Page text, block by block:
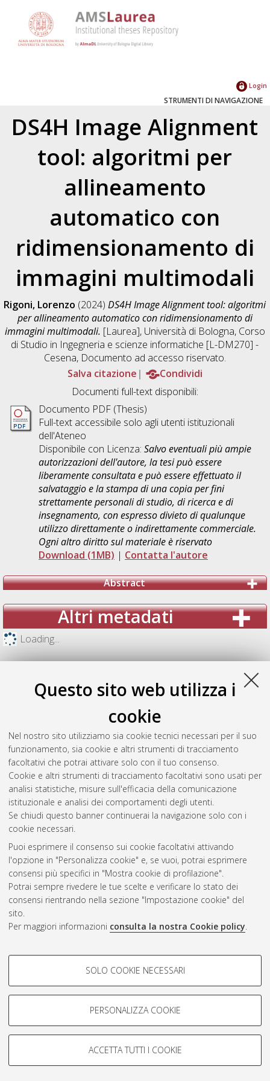
Questo sito web utilizza i
cookie
Nel nostro sito utilizziamo sia cookie tecnici necessari per il suo
funzionamento, sia cookie e altri strumenti di tracciamento
facoltativi che potrai attivare solo con il tuo consenso.
Cookie e altri strumenti di tracciamento facoltativi sono usati per
analisi statistiche, misure sull'efficacia della comunicazione
istituzionale e analisi dei comportamenti degli utenti.
Se chiudi questo banner continuerai la navigazione solo con i
cookie necessari.
Puoi esprimere il consenso sui cookie facoltativi attivando
l'opzione in "Personalizza cookie" e, se vuoi, potrai esprimere
consensi più specifici in "Mostra cookie di profilazione".
Potrai sempre rivedere le tue scelte e verificare lo stato dei
consensi rientrando nella sezione "Impostazione cookie" del
sito.
Per maggiori informazioni consulta la nostra Cookie policy.
COOKIE DI PROFILAZIONE -
Si tratta di cookie utilizzati per analizzare le caratteristiche della
navigazione degli utenti, creare profili in base al loro comportamento
Mostra cookie di profilazione
COOKIE TECNICI - NECESSARI
SOLO COOKIE NECESSARI
PERSONALIZZA COOKIE
ACCETTA TUTTI I COOKIE
Login
STRUMENTI DI NAVIGAZIONE
DS4H Image Alignment
tool: algoritmi per
allineamento
automatico con
ridimensionamento di
immagini multimodali
Rigoni, Lorenzo (2024)DS4H Image Alignment tool: algoritmi
per allineamento automatico con ridimensionamento di
immagini multimodali. [Laurea], Università di Bologna, Corso
di Studio in Ingegneria e scienze informatiche [L-DM270] -
Cesena, Documento ad accesso riservato.
Salva citazione
Condividi
Documenti full-text disponibili:
Documento PDF (Thesis)
Full-text accessibile solo agli utenti istituzionali
dell'Ateneo
Disponibile con Licenza: Salvo eventuali più ampie
autorizzazioni dell'autore, la tesi può essere
liberamente consultata e può essere effettuato il
salvataggio e la stampa di una copia per fini
strettamente personali di studio, di ricerca e di
insegnamento, con espresso divieto di qualunque
utilizzo direttamente o indirettamente commerciale.
Ogni altro diritto sul materiale è riservato
Download (1MB) | Contatta l'autore
Abstract
Altri metadati
Loading...
Gestione del documento:
Atom
Rss 1.0
Rss 2.0
AMS Laurea
Impostazioni Cookie
Informativa sulla privacy
Condizioni d’uso del sito